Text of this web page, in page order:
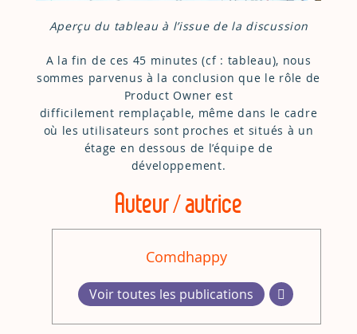
Aperçu du tableau à l’issue de la discussion
A la fin de ces 45 minutes (cf : tableau), nous
sommes parvenus à la conclusion que le rôle de
Product Owner est
difficilement remplaçable, même dans le cadre
où les utilisateurs sont proches et situés à un
étage en dessous de l’équipe de
développement.
Auteur / autrice
Comdhappy
Voir toutes les publications